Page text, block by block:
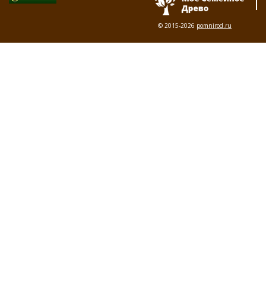
© 2015-2026 pomnirod.ru